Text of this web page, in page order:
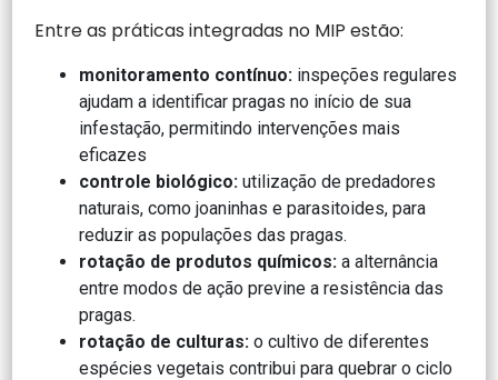
Entre as práticas integradas no MIP estão:
monitoramento contínuo: inspeções regulares
ajudam a identificar pragas no início de sua
infestação, permitindo intervenções mais
eficazes
controle biológico: utilização de predadores
naturais, como joaninhas e parasitoides, para
reduzir as populações das pragas.
rotação de produtos químicos: a alternância
entre modos de ação previne a resistência das
pragas.
rotação de culturas:o cultivo de diferentes
espécies vegetais contribui para quebrar o ciclo